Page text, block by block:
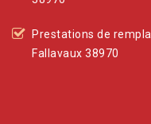
Prestations de
Fallavaux 38970